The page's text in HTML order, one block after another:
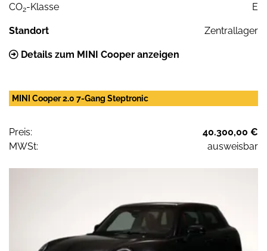
CO2-Klasse E
Standort Zentrallager
Details zum MINI Cooper anzeigen
MINI Cooper 2.0 7-Gang Steptronic
Preis:
40.300,00 €
MWSt:
ausweisbar